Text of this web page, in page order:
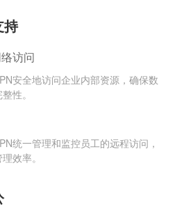
持
访问
安全地访问企业内部资源，确保数
性。
统一管理和监控员工的远程访问，
效率。